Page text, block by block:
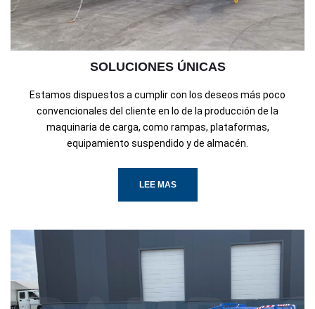
SOLUCIONES ÚNICAS
Estamos dispuestos a cumplir con los deseos más poco
convencionales del cliente en lo de la producción de la
maquinaria de carga, como rampas, plataformas,
equipamiento suspendido y de almacén.
LEE MAS